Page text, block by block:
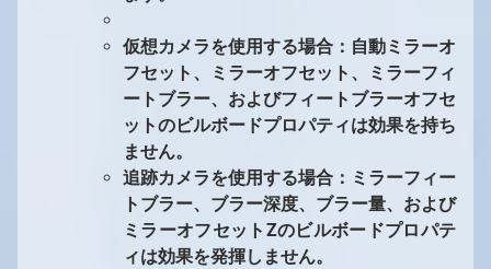
仮想カメラを使用する場合：自動ミラーオ
フセット、ミラーオフセット、ミラーフィ
ートブラー、およびフィートブラーオフセ
ットのビルボードプロパティは効果を持ち
ません。
追跡カメラを使用する場合：ミラーフィー
トブラー、ブラー深度、ブラー量、および
ミラーオフセットZのビルボードプロパテ
ィは効果を発揮しません。